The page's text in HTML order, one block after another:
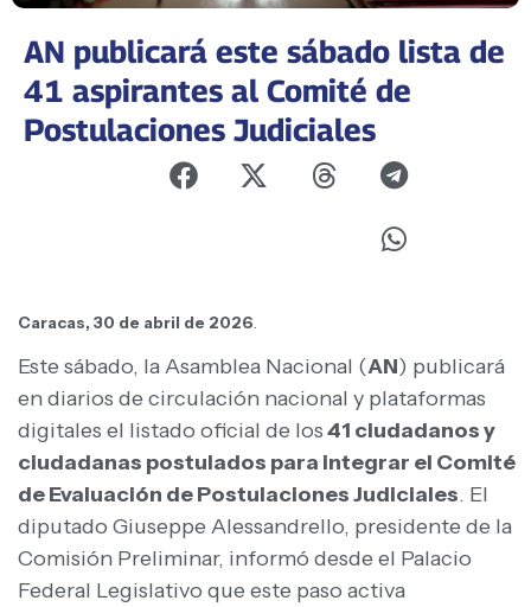
AN publicará este sábado lista de
41 aspirantes al Comité de
Postulaciones Judiciales
Caracas, 30 de abril de 2026
Este sábado, la Asamblea Nacional (AN) publicará
en diarios de circulación nacional y plataformas
digitales el listado oficial de los41 ciudadanos y
ciudadanas postulados para integrar el Comité
de Evaluación de Postulaciones Judiciales. El
diputado Giuseppe Alessandrello, presidente de la
Comisión Preliminar, informó desde el Palacio
Federal Legislativo que este paso activa